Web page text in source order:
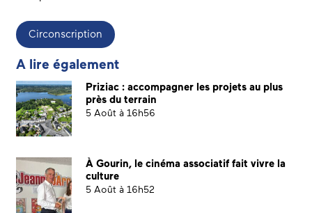
Circonscription
A lire également
Priziac : accompagner les projets au plus
près du terrain
5 Août à 16h56
À Gourin, le cinéma associatif fait vivre la
culture
5 Août à 16h52